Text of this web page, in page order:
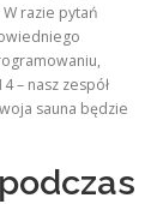
razie pytań
– nasz zespół
sauna będzie